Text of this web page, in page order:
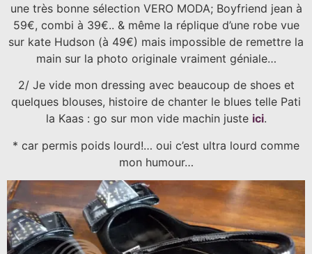
une très bonne sélection VERO MODA; Boyfriend jean à
59€, combi à 39€.. & même la réplique d’une robe vue
sur kate Hudson (à 49€) mais impossible de remettre la
main sur la photo originale vraiment géniale…
2/ Je vide mon dressing avec beaucoup de shoes et
quelques blouses, histoire de chanter le blues telle Pati
la Kaas : go sur mon vide machin juste ici.
* car permis poids lourd!… oui c’est ultra lourd comme
mon humour…